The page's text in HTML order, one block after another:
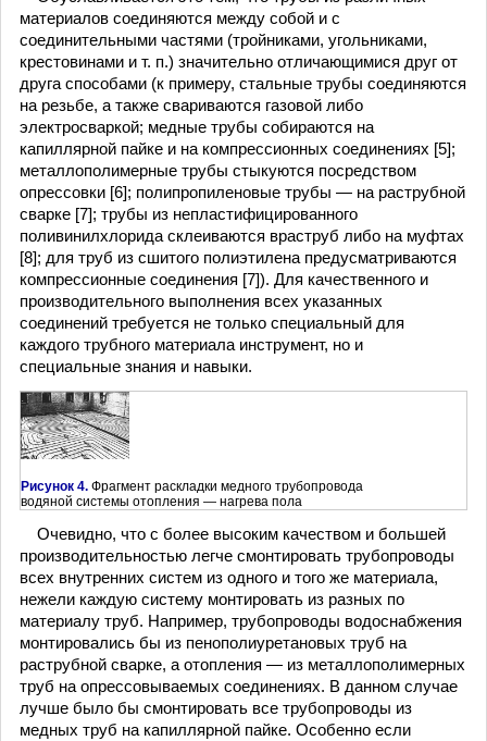
материалов соединяются между собой и с
соединительными частями (тройниками, угольниками,
крестовинами и т. п.) значительно отличающимися друг от
друга способами (к примеру, стальные трубы соединяются
на резьбе, а также свариваются газовой либо
электросваркой; медные трубы собираются на
капиллярной пайке и на компрессионных соединениях [5];
металлополимерные трубы стыкуются посредством
опрессовки [6]; полипропиленовые трубы — на раструбной
сварке [7]; трубы из непластифицированного
поливинилхлорида склеиваются враструб либо на муфтах
[8]; для труб из сшитого полиэтилена предусматриваются
компрессионные соединения [7]). Для качественного и
производительного выполнения всех указанных
соединений требуется не только специальный для
каждого трубного материала инструмент, но и
специальные знания и навыки.
Рисунок 4. Фрагмент раскладки медного трубопровода
водяной системы отопления — нагрева пола
Очевидно, что с более высоким качеством и большей
производительностью легче смонтировать трубопроводы
всех внутренних систем из одного и того же материала,
нежели каждую систему монтировать из разных по
материалу труб. Например, трубопроводы водоснабжения
монтировались бы из пенополиуретановых труб на
раструбной сварке, а отопления — из металлополимерных
труб на опрессовываемых соединениях. В данном случае
лучше было бы смонтировать все трубопроводы из
медных труб на капиллярной пайке. Особенно если